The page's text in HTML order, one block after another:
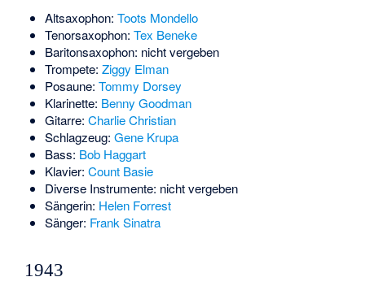
Altsaxophon: Toots Mondello
Tenorsaxophon: Tex Beneke
Baritonsaxophon: nicht vergeben
Trompete: Ziggy Elman
Posaune: Tommy Dorsey
Klarinette: Benny Goodman
Gitarre: Charlie Christian
Schlagzeug: Gene Krupa
Bass: Bob Haggart
Klavier: Count Basie
Diverse Instrumente: nicht vergeben
Sängerin: Helen Forrest
Sänger: Frank Sinatra
1943